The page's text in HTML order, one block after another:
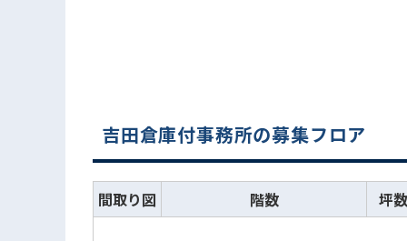
吉田倉庫付事務所の募集フロア
間取り図 階数 坪数